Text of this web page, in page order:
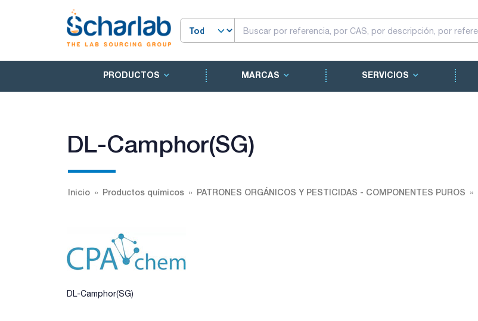
PRODUCTOS MARCAS SERVICIOS
DL-Camphor(SG)
Inicio Productos químicos PATRONES ORGÁNICOS Y PESTICIDAS - COMPONENTES PUROS
DL-Camphor(SG)